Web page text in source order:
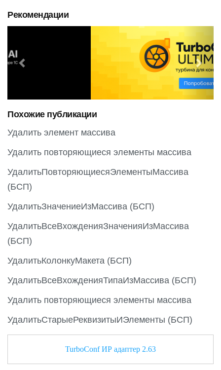
Рекомендации
e
o
u
s
e
x
t
Похожие публикации
Удалить элемент массива
Удалить повторяющиеся элементы массива
УдалитьПовторяющиесяЭлементыМассива
(БСП)
УдалитьЗначениеИзМассива (БСП)
УдалитьВсеВхожденияЗначенияИзМассива
(БСП)
УдалитьКолонкуМакета (БСП)
УдалитьВсеВхожденияТипаИзМассива (БСП)
Удалить повторяющиеся элементы массива
УдалитьСтарыеРеквизитыИЭлементы (БСП)
TurboConf ИР адаптер 2.63